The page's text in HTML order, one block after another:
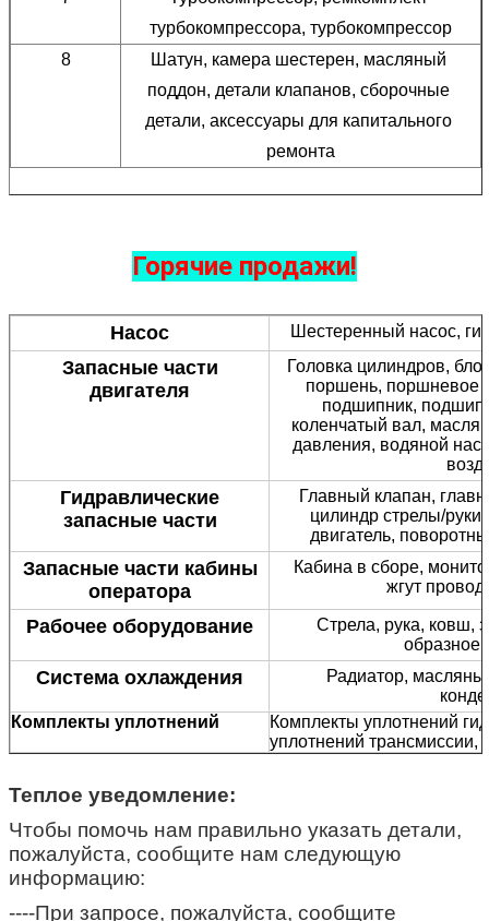
турбокомпрессора, турбокомпрессор
8
Шатун, камера шестерен, масляный
поддон, детали клапанов, сборочные
детали, аксессуары для капитального
ремонта
Горячие продажи!
Насос Шестеренный насос,
Запасные части
двигателя
Головка цилиндров,
поршень, поршневое
подшипник,
коленчатый вал,
давления, водяной
Гидравлические
запасные части
Главный клапан,
цилиндр стрелы/
двигатель,
Запасные части кабины
оператора
Кабина в сборе,
жгут
Рабочее оборудование
Стрела, рука, ковш,
образное
Система охлаждения
Радиатор,
Комплекты уплотнений
Комплекты уплотнений
уплотнений трансмиссии,
Теплое уведомление:
Чтобы помочь нам правильно указать детали,
пожалуйста, сообщите нам следующую
информацию:
----При запросе, пожалуйста, сообщите